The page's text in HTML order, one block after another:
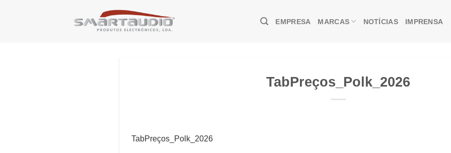
EMPRESA MARCAS NOTÍCIAS IMPRENSA
TabPreços_Polk_2026
TabPreços_Polk_2026